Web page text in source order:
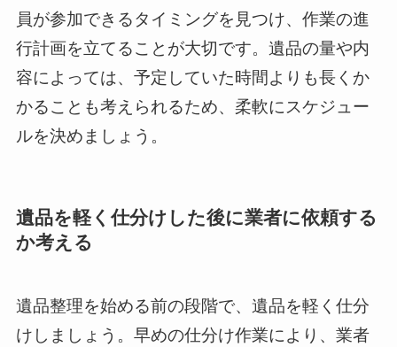
員が参加できるタイミングを見つけ、作業の進
行計画を立てることが大切です。遺品の量や内
容によっては、予定していた時間よりも長くか
かることも考えられるため、柔軟にスケジュー
ルを決めましょう。
遺品を軽く仕分けした後に業者に依頼する
か考える
遺品整理を始める前の段階で、遺品を軽く仕分
けしましょう。早めの仕分け作業により、業者